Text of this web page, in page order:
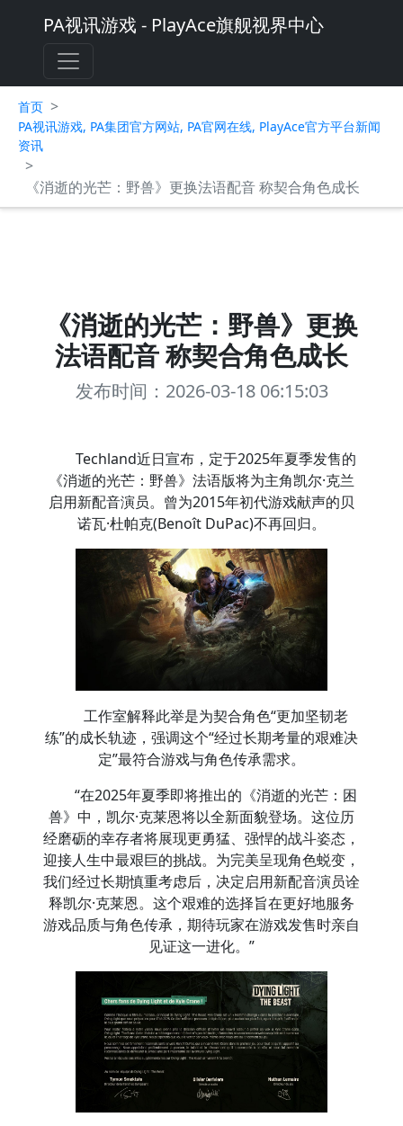
PA视讯游戏 - PlayAce旗舰视界中心
首页 >
PA视讯游戏, PA集团官方网站, PA官网在线, PlayAce官方平台新闻
资讯
>
《消逝的光芒：野兽》更换法语配音 称契合角色成长
《消逝的光芒：野兽》更换
法语配音 称契合角色成长
发布时间：2026-03-18 06:15:03
Techland近日宣布，定于2025年夏季发售的
《消逝的光芒：野兽》法语版将为主角凯尔·克兰
启用新配音演员。曾为2015年初代游戏献声的贝
诺瓦·杜帕克(Benoît DuPac)不再回归。
工作室解释此举是为契合角色“更加坚韧老
练”的成长轨迹，强调这个“经过长期考量的艰难决
定”最符合游戏与角色传承需求。
“在2025年夏季即将推出的《消逝的光芒：困
兽》中，凯尔·克莱恩将以全新面貌登场。这位历
经磨砺的幸存者将展现更勇猛、强悍的战斗姿态，
迎接人生中最艰巨的挑战。为完美呈现角色蜕变，
我们经过长期慎重考虑后，决定启用新配音演员诠
释凯尔·克莱恩。这个艰难的选择旨在更好地服务
游戏品质与角色传承，期待玩家在游戏发售时亲自
见证这一进化。”